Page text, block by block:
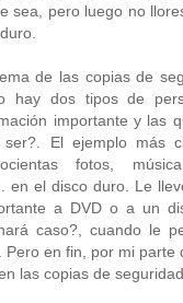
sea, pero luego no
de las copias de
hay dos tipos de
importante y las
ser?. El ejemplo más
fotos,
en el disco duro. Le
a DVD o a un
caso?, cuando le
Pero en fin, por mi parte
las copias de seguridad